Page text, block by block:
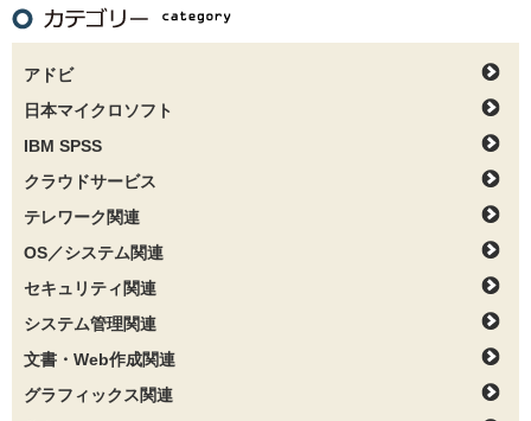
アドビ
日本マイクロソフト
IBM SPSS
クラウドサービス
テレワーク関連
OS／システム関連
セキュリティ関連
システム管理関連
文書・Web作成関連
グラフィックス関連